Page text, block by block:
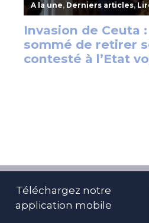
Téléchargez notre
application mobile